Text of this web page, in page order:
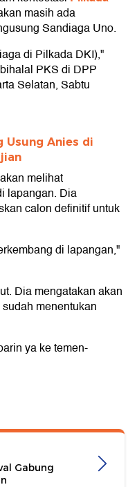
masih ada
Sandiaga Uno.
di Pilkada DKI),"
PKS di DPP
Selatan, Sabtu
Usung Anies di
melihat
lapangan. Dia
calon definitif untuk
di lapangan,"
Dia mengatakan akan
menentukan
ya ke temen-
Gabung